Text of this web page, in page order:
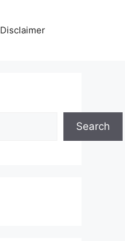
Disclaimer
Search